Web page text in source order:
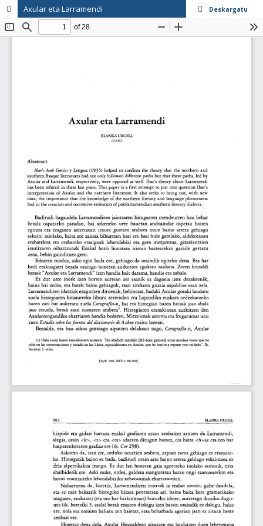
Axular eta Larramendi Deskargatu